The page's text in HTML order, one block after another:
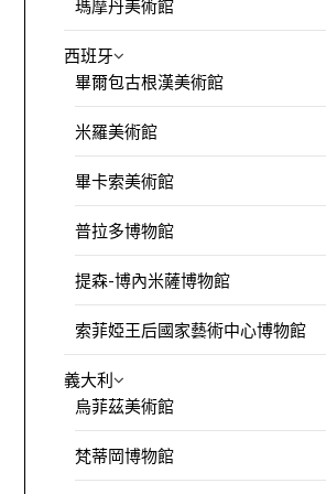
瑪摩丹美術館
西班牙
畢爾包古根漢美術館
米羅美術館
畢卡索美術館
普拉多博物館
提森-博內米薩博物館
索菲婭王后國家藝術中心博物館
義大利
烏菲茲美術館
梵蒂岡博物館